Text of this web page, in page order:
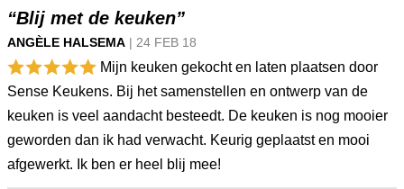
“Blij met de keuken”
ANGÈLE HALSEMA | 24 FEB 18
Mijn keuken gekocht en laten plaatsen door
Sense Keukens. Bij het samenstellen en ontwerp van de
keuken is veel aandacht besteedt. De keuken is nog mooier
geworden dan ik had verwacht. Keurig geplaatst en mooi
afgewerkt. Ik ben er heel blij mee!